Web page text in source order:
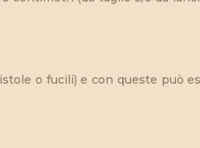
o fucili) e con queste può